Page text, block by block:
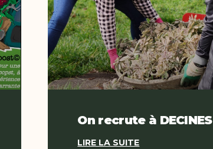
On recrute à DECINES
LIRE LA SUITE